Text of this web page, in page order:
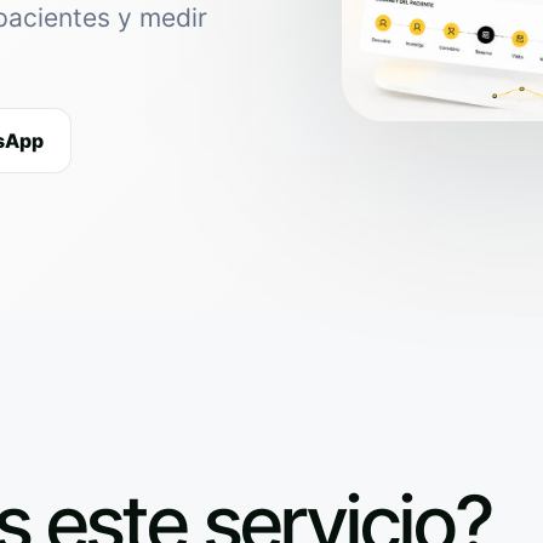
y medir
este servicio?